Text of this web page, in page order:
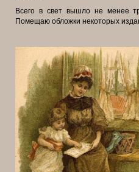
Всего в свет вышло не менее
Помещаю обложки некоторых